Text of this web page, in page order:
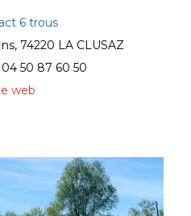
6 trous
74220 LA CLUSAZ
50 87 60 50
web